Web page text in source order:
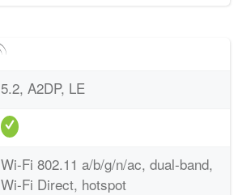
5.2, A2DP, LE
Wi-Fi 802.11 a/b/g/n/ac, dual-band,
Wi-Fi Direct, hotspot